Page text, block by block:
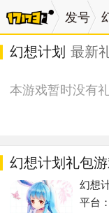
发号
幻想计划 最新
本游戏暂时没有
幻想计划礼包
幻想
平台